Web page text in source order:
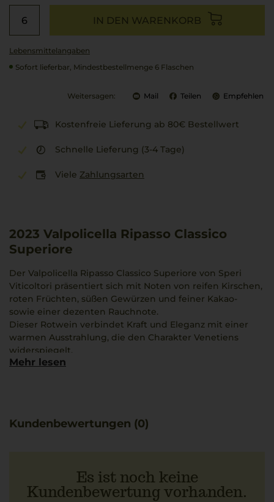
IN DEN WARENKORB
Lebensmittel­angaben
Sofort lieferbar, Mindestbestellmenge 6 Flaschen
Weitersagen: Mail Teilen Empfehlen
Kostenfreie Lieferung ab 80€ Bestellwert
Schnelle Lieferung (3-4 Tage)
Viele Zahlungsarten
2023 Valpolicella Ripasso Classico
Superiore
Der Valpolicella Ripasso Classico Superiore von Speri
Viticoltori präsentiert sich mit Noten von reifen Kirschen,
roten Früchten, süßen Gewürzen und feiner Kakao-
sowie einer dezenten Rauchnote.
Dieser Rotwein verbindet Kraft und Eleganz mit einer
warmen Ausstrahlung, die den Charakter Venetiens
widerspiegelt.
Typisch für die Region Valpolicella, passt er hervorragend
Mehr lesen
Kundenbewertungen (0)
Es ist noch keine
Kundenbewertung vorhanden.